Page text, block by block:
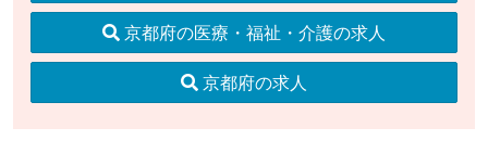
京都府の医療・福祉・介護の求人
京都府の求人